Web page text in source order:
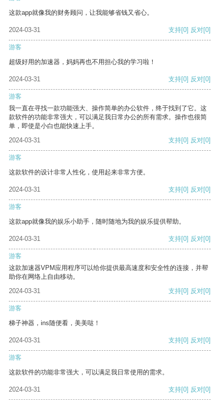
这款app就像我的财务顾问，让我能够省钱又省心。
2024-03-31 支持[0] 反对[0]
游客
超级好用的加速器，妈妈再也不用担心我的学习啦！
2024-03-31 支持[0] 反对[0]
游客
我一直在寻找一款功能强大、操作简单的办公软件，终于找到了它。这
款软件的功能非常强大，可以满足我日常办公的所有需求。操作也很简
单，即使是小白也能快速上手。
2024-03-31
支持[0] 反对[0]
游客
这款软件的设计非常人性化，使用起来非常方便。
2024-03-31 支持[0] 反对[0]
游客
这款app就像我的娱乐小助手，随时随地为我的娱乐提供帮助。
2024-03-31 支持[0] 反对[0]
游客
这款加速器VPM应用程序可以给你提供最高速度和安全性的连接，并帮
助你在网络上自由移动。
2024-03-31
支持[0] 反对[0]
游客
梯子神器，ins随便看，美美哒！
2024-03-31 支持[0] 反对[0]
游客
这款软件的功能非常强大，可以满足我日常使用的需求。
2024-03-31 支持[0] 反对[0]